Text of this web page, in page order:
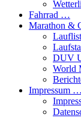
Fahrrad …
Marathon &
DUV
World
Impressum …